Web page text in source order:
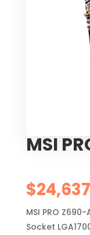
MSI
$
MSI PRO
Socket